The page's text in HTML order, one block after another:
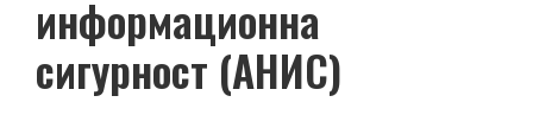
информационна
сигурност (АНИС)